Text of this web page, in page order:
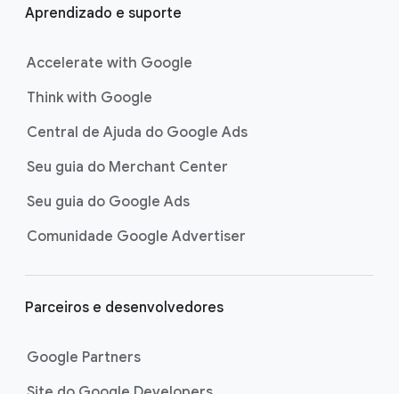
Aprendizado e suporte
Accelerate with Google
Think with Google
Central de Ajuda do Google Ads
Seu guia do Merchant Center
Seu guia do Google Ads
Comunidade Google Advertiser
Parceiros e desenvolvedores
Google Partners